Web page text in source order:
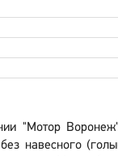
"Мотор
навесного